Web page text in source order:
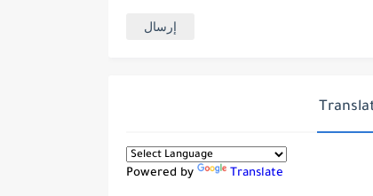
Powered by Translate